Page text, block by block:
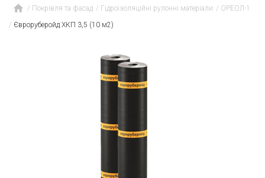
Покрівля та фасад Гідроізоляційні рулонні матеріали
ОРЕОЛ-1
Євроруберойд ХКП 3,5 (10 м2)